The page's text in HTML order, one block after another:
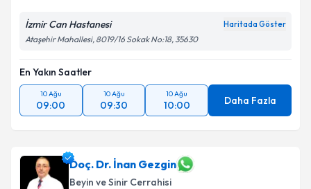
İzmir Can Hastanesi Haritada Göster
Ataşehir Mahallesi, 8019/16 Sokak No:18, 35630
En Yakın Saatler
10 Ağu
09:00
10 Ağu
09:30
10 Ağu
10:00 Daha Fazla
Doç. Dr. İnan Gezgin
Beyin ve Sinir Cerrahisi